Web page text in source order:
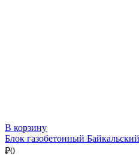
В корзину
Блок газобетонный
₽0